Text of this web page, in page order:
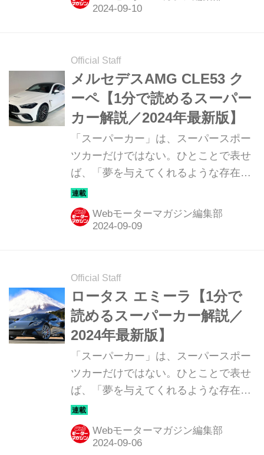
う。今回は、ポルシェ 718ケイマン
4.0／718 BOXSTER GTS 4.0）だ。
Official Staff
メルセデスAMG CLE53 ク
ーペ【1分で読めるスーパー
カー解説／2024年最新版】
「スーパーカー」は、スーパースポー
ツカーだけではない。ひとことで表せ
ば、「夢を与えてくれるような存在」
だ。ここでは、国内外のそんな魅力あ
るモデルたちを簡単に紹介していこ
う。今回は、メルセデスAMG CLE53
Webモーターマガジン編集部
Official Staff
ロータス エミーラ【1分で
読めるスーパーカー解説／
2024年最新版】
「スーパーカー」は、スーパースポー
ツカーだけではない。ひとことで表せ
ば、「夢を与えてくれるような存在」
だ。ここでは、国内外のそんな魅力あ
るモデルたちを簡単に紹介していこ
う。今回は、ロータス エミーラ
Webモーターマガジン編集部